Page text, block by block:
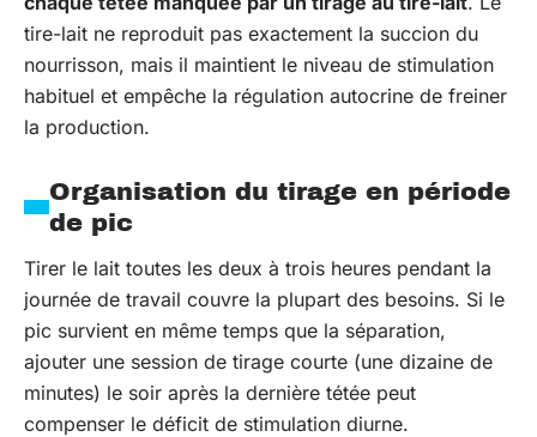
tire-lait ne reproduit pas exactement la succion du
nourrisson, mais il maintient le niveau de stimulation
habituel et empêche la régulation autocrine de freiner
la production.
Organisation du tirage en période
de pic
Tirer le lait toutes les deux à trois heures pendant la
journée de travail couvre la plupart des besoins. Si le
pic survient en même temps que la séparation,
ajouter une session de tirage courte (une dizaine de
minutes) le soir après la dernière tétée peut
compenser le déficit de stimulation diurne.